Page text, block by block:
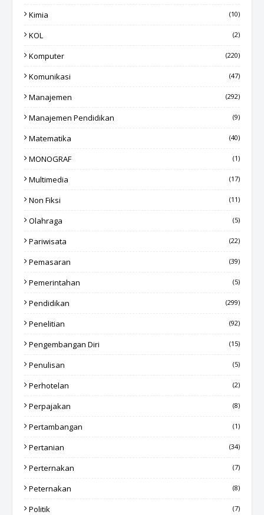
Kimia (10)
KOL (2)
Komputer (220)
Komunikasi (47)
Manajemen (292)
Manajemen Pendidikan (9)
Matematika (40)
MONOGRAF (1)
Multimedia (17)
Non Fiksi (11)
Olahraga (5)
Pariwisata (22)
Pemasaran (39)
Pemerintahan (5)
Pendidikan (299)
Penelitian (92)
Pengembangan Diri (15)
Penulisan (5)
Perhotelan (2)
Perpajakan (8)
Pertambangan (1)
Pertanian (34)
Perternakan (7)
Peternakan (8)
Politik (7)